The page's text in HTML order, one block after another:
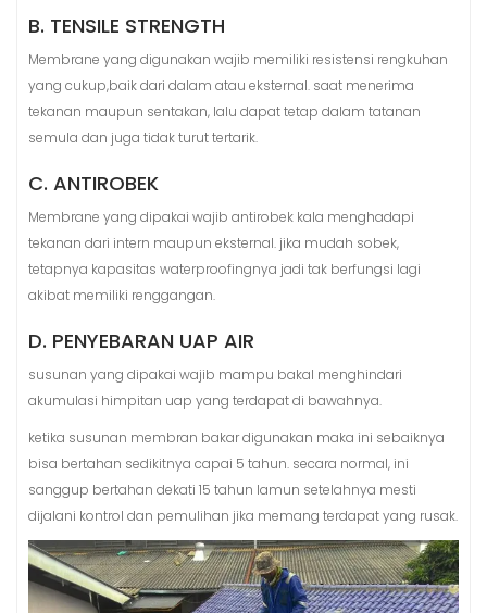
B. TENSILE STRENGTH
Membrane yang digunakan wajib memiliki resistensi rengkuhan
yang cukup,baik dari dalam atau eksternal. saat menerima
tekanan maupun sentakan, lalu dapat tetap dalam tatanan
semula dan juga tidak turut tertarik.
C. ANTIROBEK
Membrane yang dipakai wajib antirobek kala menghadapi
tekanan dari intern maupun eksternal. jika mudah sobek,
tetapnya kapasitas waterproofingnya jadi tak berfungsi lagi
akibat memiliki renggangan.
D. PENYEBARAN UAP AIR
susunan yang dipakai wajib mampu bakal menghindari
akumulasi himpitan uap yang terdapat di bawahnya.
ketika susunan membran bakar digunakan maka ini sebaiknya
bisa bertahan sedikitnya capai 5 tahun. secara normal, ini
sanggup bertahan dekati 15 tahun lamun setelahnya mesti
dijalani kontrol dan pemulihan jika memang terdapat yang rusak.